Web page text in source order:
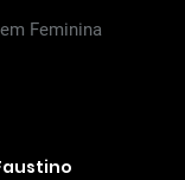
Feminina